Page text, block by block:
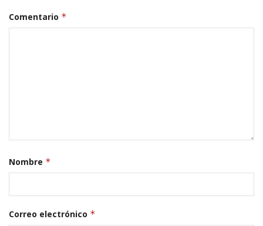
Comentario *
Nombre *
Correo electrónico *